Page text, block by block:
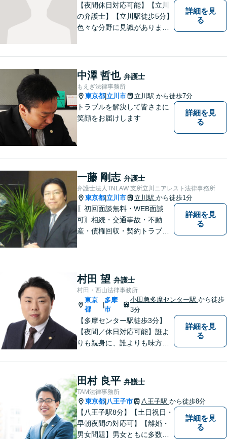
【夜間休日対応可能】【立川
の弁護士】【立川駅徒歩5分】
色々な分野に見識がありま
詳細を見
る
中澤 哲也 弁護士
もえぎ法律事務所
東京都 立川市 立川駅 から徒歩7分
トラブルを解決して皆さまに
笑顔をお届けします
詳細を見
る
一藤 剛志 弁護士
弁護士法人TNLAW 支所立川ニアレスト法律事務所
東京都 立川市 立川駅 から徒歩1分
〖初回面談無料・WEB面談
可〗相続・交通事故・不動
産・債権回収・契約トラブル
詳細を見
る
村田 望 弁護士
村田・西山法律事務所
東京
都
多摩
市
小田急多摩センター駅 から徒歩
3分
【多摩センター駅徒歩3分】
【夜間／休日対応可能】誰よ
りも親身に、誰よりも味方で
す。企業法務／相続問題／離
婚問題／不動産問題／刑事事
件など、幅広く対応可能。迅
速かつ適切な対応を心掛けて
おります。
詳細を見
る
田村 良平 弁護士
TAM法律事務所
東京都 八王子市 八王子駅 から徒歩8分
【八王子駅8分】【土日祝日・
早朝夜間の対応可】【離婚・
男女問題】男女ともに多数実
詳細を見
る